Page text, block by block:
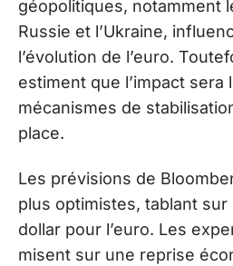
géopolitiques, notamment
Russie et l’Ukraine,
l’évolution de l’euro.
estiment que l’impact sera
mécanismes de
place.
Les prévisions de
plus optimistes, tablant sur
dollar pour l’euro. Les
misent sur une reprise